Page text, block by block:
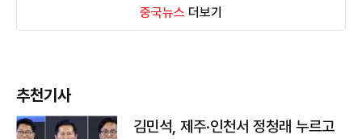
중국뉴스 더보기
추천기사
김민석, 제주·인천서 정청래 누르고